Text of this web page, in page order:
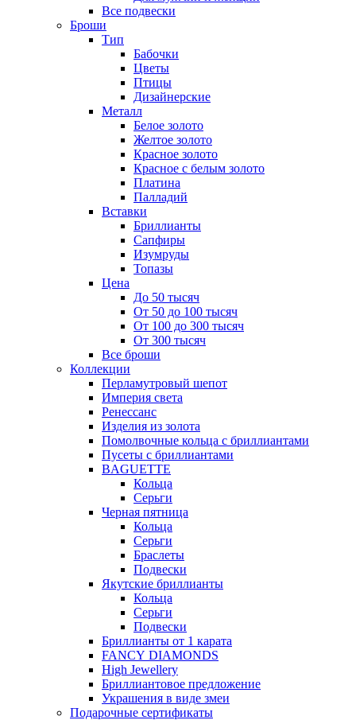
Все подвески
Броши
Тип
Бабочки
Цветы
Птицы
Дизайнерские
Металл
Белое золото
Желтое золото
Красное золото
Красное с белым золото
Платина
Палладий
Вставки
Бриллианты
Сапфиры
Изумруды
Топазы
Цена
До 50 тысяч
От 50 до 100 тысяч
От 100 до 300 тысяч
От 300 тысяч
Все броши
Коллекции
Перламутровый шепот
Империя света
Ренессанс
Изделия из золота
Помолвочные кольца с бриллиантами
Пусеты с бриллиантами
BAGUETTE
Кольца
Серьги
Черная пятница
Кольца
Серьги
Браслеты
Подвески
Якутские бриллианты
Кольца
Серьги
Подвески
Бриллианты от 1 карата
FANCY DIAMONDS
High Jewellery
Бриллиантовое предложение
Украшения в виде змеи
Подарочные сертификаты